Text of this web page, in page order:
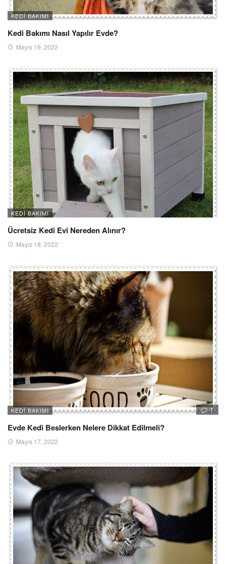
KEDI BAKIMI
Kedi Bakımı Nasıl Yapılır Evde?
Mayıs 19, 2022
KEDI BAKIMI
Ücretsiz Kedi Evi Nereden Alınır?
Mayıs 18, 2022
KEDI BAKIMI 1
Evde Kedi Beslerken Nelere Dikkat Edilmeli?
Mayıs 17, 2022